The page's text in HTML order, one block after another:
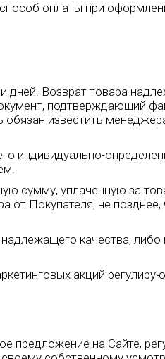
оплаты при
дней. Возврат товара
подтверждающий
обязан известить
индивидуально-
сумму, уплаченную за
от Покупателя, не
качества,
акций
предложение на Сайте,